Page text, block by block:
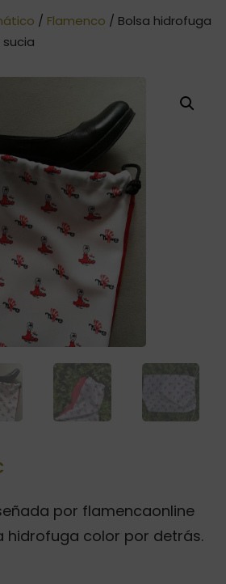
/ Flamenco / Bolsa hidrofuga
precios:
por flamencaonline
hidrofuga color por detrás.